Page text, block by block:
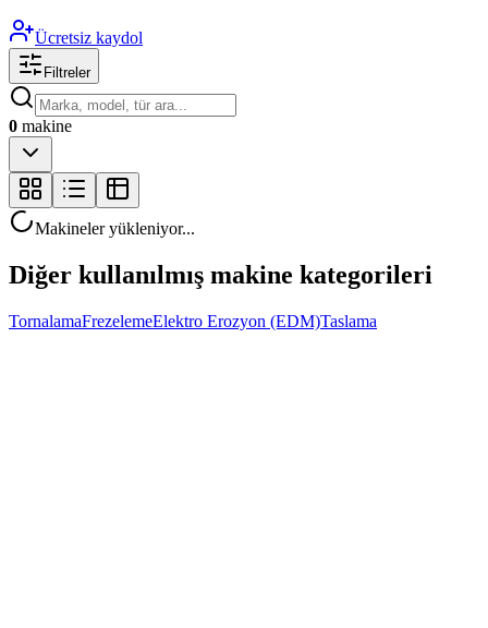
Ücretsiz kaydol
Filtreler
0 makine
Makineler yükleniyor...
Diğer kullanılmış makine kategorileri
TornalamaFrezelemeElektro Erozyon (EDM)Taslama